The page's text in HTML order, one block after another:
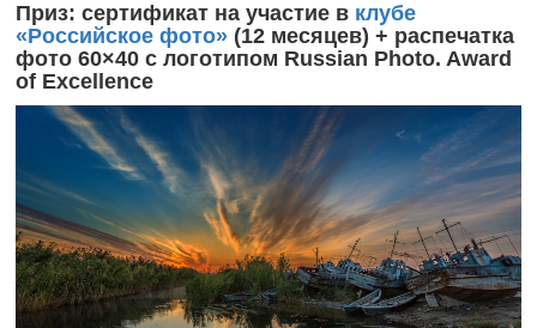
Приз: сертификат на участие в клубе
«Российское фото» (12 месяцев) + распечатка
фото 60×40 с логотипом Russian Photo. Award
of Excellence